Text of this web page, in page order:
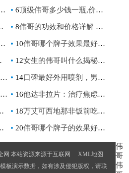
6顶级伟哥多少钱一瓶,价格差异大,如何辨别真伪避免上当
8伟哥的功效和价格详解 了解伟哥的作用及市场行情
10伟哥哪个牌子效果最好？2023年最新品牌效果对比与推荐
12女生的伟哥叫什么揭秘女性性欲增强的秘密
14口碑最好外用喷剂，男性护理首选，告别尴尬，重拾自信！
16他达非拉片：治疗焦虑症的有效药物选择
18万艾可西地那非饭前吃还是饭后吃,效果与注意事项详解
20伟哥哪个牌子的效果好,副作用小,国内外品牌对比及选购指南
网 本站资源来源于互联网
XML地图
板演示数据，如有涉及侵犯版权，请联
伟
哥
伟